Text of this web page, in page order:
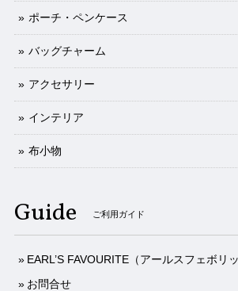
ポーチ・ペンケース
バッグチャーム
アクセサリー
インテリア
布小物
Guide ご利用ガイド
EARL’S FAVOURITE（アールスフェボリ
お問合せ